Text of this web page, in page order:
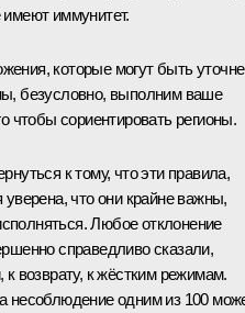
иммунитет.
которые могут быть
безусловно, выполним ваше
чтобы сориентировать регионы.
к тому, что эти правила,
что они крайне важны,
Любое отклонение
справедливо сказали,
возврату, к жёстким режимам.
несоблюдение одним из 100